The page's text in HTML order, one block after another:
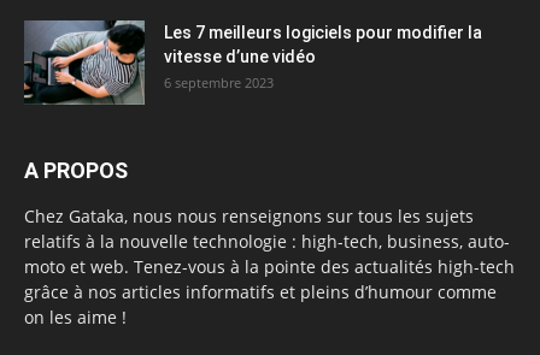
Les 7 meilleurs logiciels pour modifier la
vitesse d’une vidéo
6 septembre 2023
A PROPOS
Chez Gataka, nous nous renseignons sur tous les sujets
relatifs à la nouvelle technologie : high-tech, business, auto-
moto et web. Tenez-vous à la pointe des actualités high-tech
grâce à nos articles informatifs et pleins d’humour comme
on les aime !